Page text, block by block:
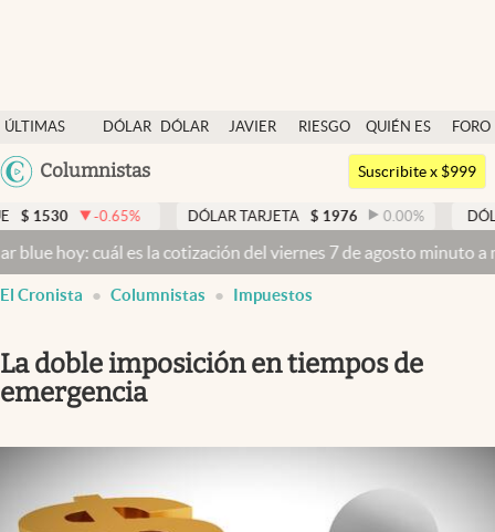
ÚLTIMAS
NOTICIAS
DÓLAR
DÓLAR
JAVIER
RIESGO
QUIÉN ES
QUIÉN
FORO
Argentina
México
Columnistas
Dólar
Members
Economía y Política
Finanzas y Mercados
Mercados Online
Columnistas
Infotechnology
Suscribite x $999
-0.65% DÓLAR TARJETA $ 1976 0.00% DÓLAR MEP
cuál es la cotización del viernes 7 de agosto minuto a minuto
El Cronista Columnistas Impuestos
La doble imposición en tiempos de
emergencia